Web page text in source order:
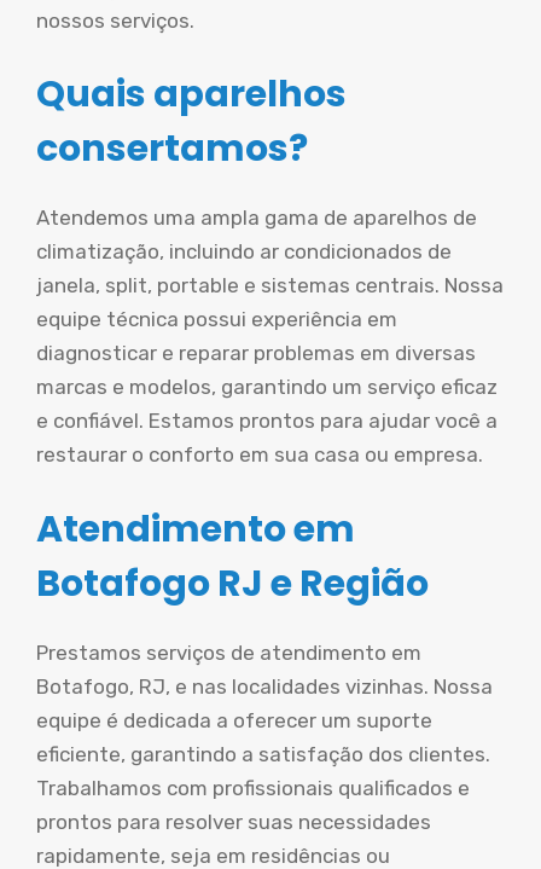
nossos serviços.
Quais aparelhos
consertamos?
Atendemos uma ampla gama de aparelhos de
climatização, incluindo ar condicionados de
janela, split, portable e sistemas centrais. Nossa
equipe técnica possui experiência em
diagnosticar e reparar problemas em diversas
marcas e modelos, garantindo um serviço eficaz
e confiável. Estamos prontos para ajudar você a
restaurar o conforto em sua casa ou empresa.
Atendimento em
Botafogo RJ e Região
Prestamos serviços de atendimento em
Botafogo, RJ, e nas localidades vizinhas. Nossa
equipe é dedicada a oferecer um suporte
eficiente, garantindo a satisfação dos clientes.
Trabalhamos com profissionais qualificados e
prontos para resolver suas necessidades
rapidamente, seja em residências ou